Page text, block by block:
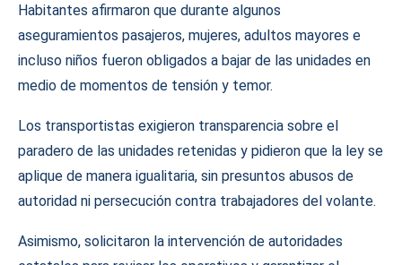
Habitantes afirmaron que durante algunos
aseguramientos pasajeros, mujeres, adultos mayores e
incluso niños fueron obligados a bajar de las unidades en
medio de momentos de tensión y temor.
Los transportistas exigieron transparencia sobre el
paradero de las unidades retenidas y pidieron que la ley se
aplique de manera igualitaria, sin presuntos abusos de
autoridad ni persecución contra trabajadores del volante.
Asimismo, solicitaron la intervención de autoridades